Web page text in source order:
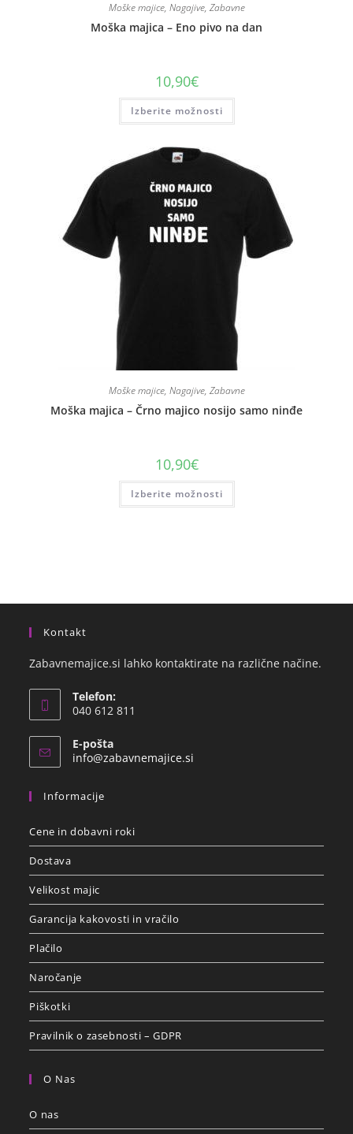
Moške majice, Nagajive, Zabavne
Moška majica – Eno pivo na dan
10,90€
Izberite možnosti
Moške majice, Nagajive, Zabavne
Moška majica – Črno majico nosijo samo ninđe
10,90€
Izberite možnosti
Kontakt
Zabavnemajice.si lahko kontaktirate na različne načine.
Telefon:
040 612 811
E-pošta
info@zabavnemajice.si
Informacije
Cene in dobavni roki
Dostava
Velikost majic
Garancija kakovosti in vračilo
Plačilo
Naročanje
Piškotki
Pravilnik o zasebnosti – GDPR
O Nas
O nas